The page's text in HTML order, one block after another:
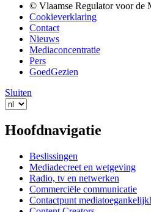
© Vlaamse Regulator voor de
Cookieverklaring
Contact
Nieuws
Mediaconcentratie
Pers
GoedGezien
Sluiten
Hoofdnavigatie
Beslissingen
Mediadecreet en wetgeving
Radio, tv en netwerken
Commerciële communicatie
Contactpunt